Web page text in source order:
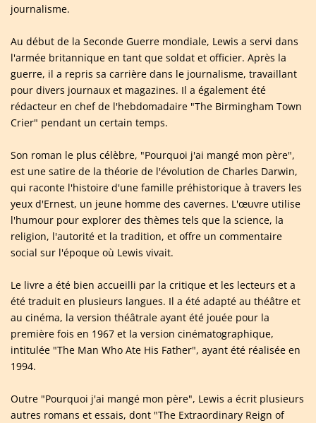
journalisme.
Au début de la Seconde Guerre mondiale, Lewis a servi dans
l'armée britannique en tant que soldat et officier. Après la
guerre, il a repris sa carrière dans le journalisme, travaillant
pour divers journaux et magazines. Il a également été
rédacteur en chef de l'hebdomadaire "The Birmingham Town
Crier" pendant un certain temps.
Son roman le plus célèbre, "Pourquoi j'ai mangé mon père",
est une satire de la théorie de l'évolution de Charles Darwin,
qui raconte l'histoire d'une famille préhistorique à travers les
yeux d'Ernest, un jeune homme des cavernes. L'œuvre utilise
l'humour pour explorer des thèmes tels que la science, la
religion, l'autorité et la tradition, et offre un commentaire
social sur l'époque où Lewis vivait.
Le livre a été bien accueilli par la critique et les lecteurs et a
été traduit en plusieurs langues. Il a été adapté au théâtre et
au cinéma, la version théâtrale ayant été jouée pour la
première fois en 1967 et la version cinématographique,
intitulée "The Man Who Ate His Father", ayant été réalisée en
1994.
Outre "Pourquoi j'ai mangé mon père", Lewis a écrit plusieurs
autres romans et essais, dont "The Extraordinary Reign of